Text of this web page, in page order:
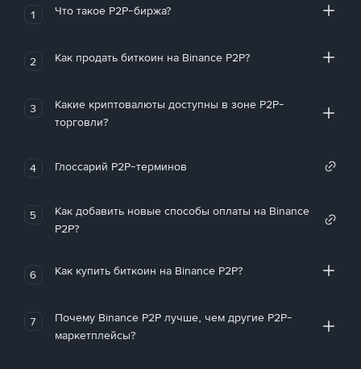
1 Что такое P2P-биржа?
2 Как продать биткоин на Binance P2P?
3
Какие криптовалюты доступны в зоне P2P-
торговли?
4 Глоссарий P2P-терминов
5
Как добавить новые способы оплаты на Binance
P2P?
6 Как купить биткоин на Binance P2P?
7
Почему Binance P2P лучше, чем другие P2P-
маркетплейсы?